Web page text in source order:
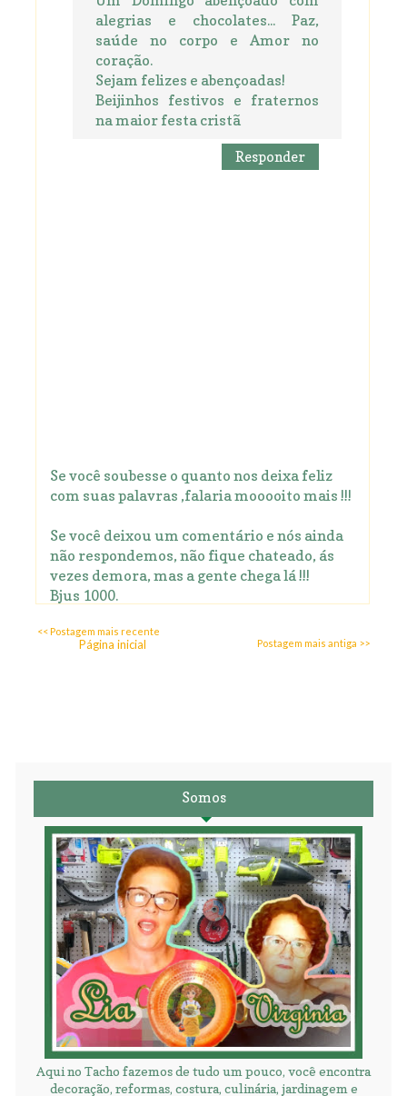
alegrias e chocolates... Paz,
saúde no corpo e Amor no
coração.
Sejam felizes e abençoadas!
Beijinhos festivos e fraternos
na maior festa cristã
Responder
Se você soubesse o quanto nos deixa feliz
com suas palavras ,falaria mooooito mais !!!
Se você deixou um comentário e nós ainda
não respondemos, não fique chateado, ás
vezes demora, mas a gente chega lá !!!
Bjus 1000.
<< Postagem mais recente
Postagem mais antiga >>
Página inicial
Somos
Aqui no Tacho fazemos de tudo um pouco, você encontra
decoração, reformas, costura, culinária, jardinagem e